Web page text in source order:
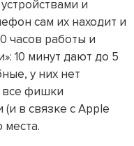
и
сам их находит и
часов работы и
10 минут дают до 5
у них нет
все фишки
в связке с Apple
места.